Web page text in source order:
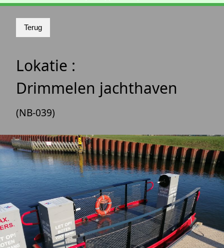
Lokatie :
Drimmelen jachthaven
(NB-039)